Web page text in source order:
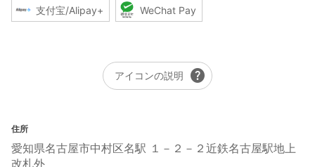
支付宝/Alipay+ WeChat Pay
アイコンの説明 help
住所
愛知県名古屋市中村区名駅 １－２－２近鉄名古屋駅地上
改札外